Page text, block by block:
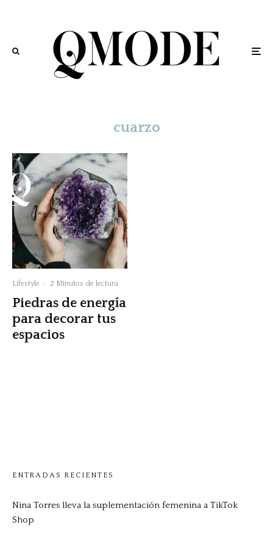
cuarzo
Lifestyle · 2 Minutos de lectura
Piedras de energía
para decorar tus
espacios
ENTRADAS RECIENTES
Nina Torres lleva la suplementación femenina a TikTok
Shop